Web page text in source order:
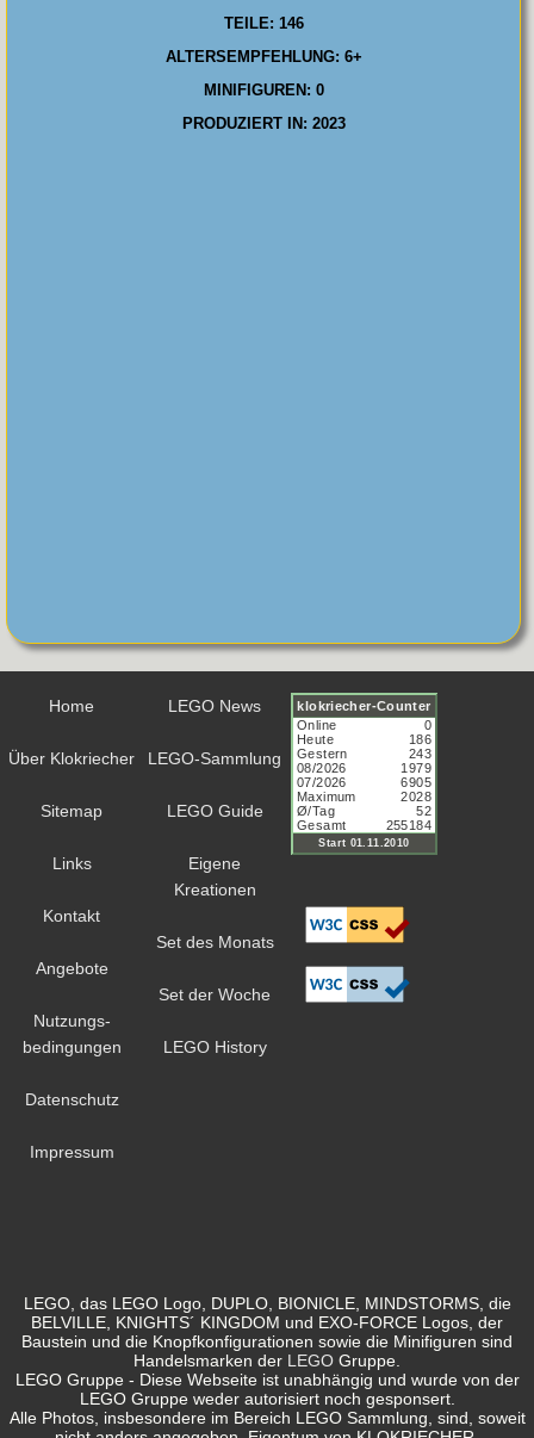
TEILE: 146
ALTERSEMPFEHLUNG: 6+
MINIFIGUREN: 0
PRODUZIERT IN: 2023
Home
Über Klokriecher
Sitemap
Links
Kontakt
Angebote
Nutzungs-
bedingungen
Datenschutz
Impressum
LEGO News
LEGO-Sammlung
LEGO Guide
Eigene
Kreationen
Set des Monats
Set der Woche
LEGO History
LEGO, das LEGO Logo, DUPLO, BIONICLE, MINDSTORMS, die
BELVILLE, KNIGHTS´ KINGDOM und EXO-FORCE Logos, der
Baustein und die Knopfkonfigurationen sowie die Minifiguren sind
Handelsmarken der LEGO Gruppe.
LEGO Gruppe - Diese Webseite ist unabhängig und wurde von der
LEGO Gruppe weder autorisiert noch gesponsert.
Alle Photos, insbesondere im Bereich LEGO Sammlung, sind, soweit